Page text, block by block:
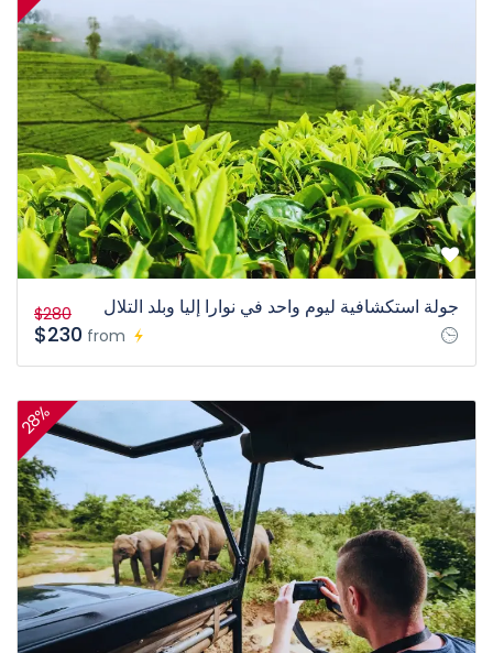
جولة استكشافية ليوم واحد في نوارا إليا وبلد التلال
from
$280
$230
28%